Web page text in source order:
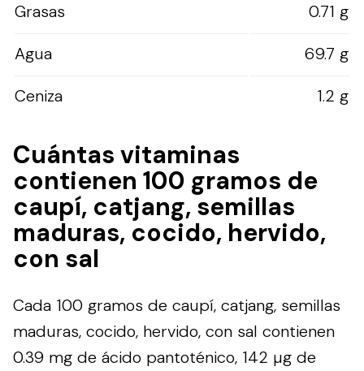
Grasas
0.71 g
Agua
69.7 g
Ceniza
1.2 g
Cuántas vitaminas
contienen 100 gramos de
caupí, catjang, semillas
maduras, cocido, hervido,
con sal
Cada 100 gramos de caupí, catjang, semillas
maduras, cocido, hervido, con sal contienen
0.39 mg de ácido pantoténico, 142 µg de